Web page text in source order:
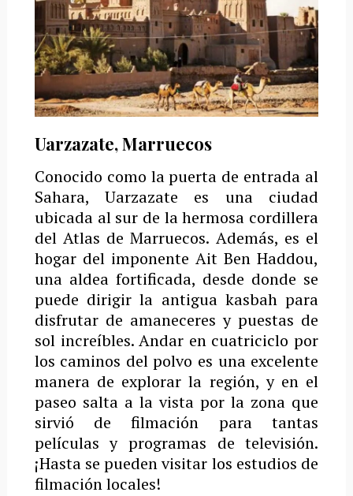
Uarzazate, Marruecos
Conocido como la puerta de entrada al
Sahara, Uarzazate es una ciudad
ubicada al sur de la hermosa cordillera
del Atlas de Marruecos. Además, es el
hogar del imponente Ait Ben Haddou,
una aldea fortificada, desde donde se
puede dirigir la antigua kasbah para
disfrutar de amaneceres y puestas de
sol increíbles.Andar en cuatriciclo por
los caminos del polvo es una excelente
manera de explorar la región, y en el
paseo salta a la vista por la zona que
sirvió de filmación para tantas
películas y programas de televisión.
¡Hasta se pueden visitar los estudios de
filmación locales!